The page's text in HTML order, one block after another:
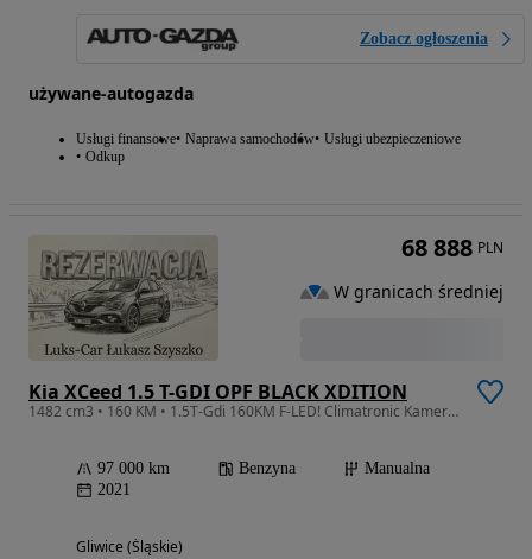
Zobacz ogłoszenia
używane-autogazda
Usługi finansowe Naprawa samochodów Usługi ubezpieczeniowe
Odkup
Kia XCeed 1.5 T-GDI OPF BLACK XDITION
1482 cm3 • 160 KM • 1.5T-Gdi 160KM F-LED! Climatronic Kamera! SERWIS ASO! Bezwypadkowy!
97 000 km Benzyna
Manualna
2021
Gliwice (Śląskie)
68 888 PLN
W granicach średniej